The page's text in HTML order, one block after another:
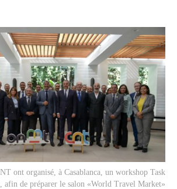
ont organisé, à Casablanca, un workshop Task
afin de préparer le salon «World Travel Market»